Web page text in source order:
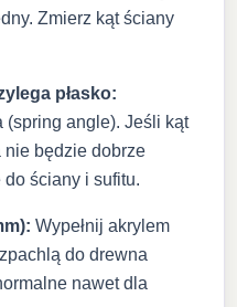
Zmierz kąt ściany
płasko:
(spring angle). Jeśli kąt
nie będzie dobrze
ściany i sufitu.
Wypełnij akrylem
do drewna
nawet dla